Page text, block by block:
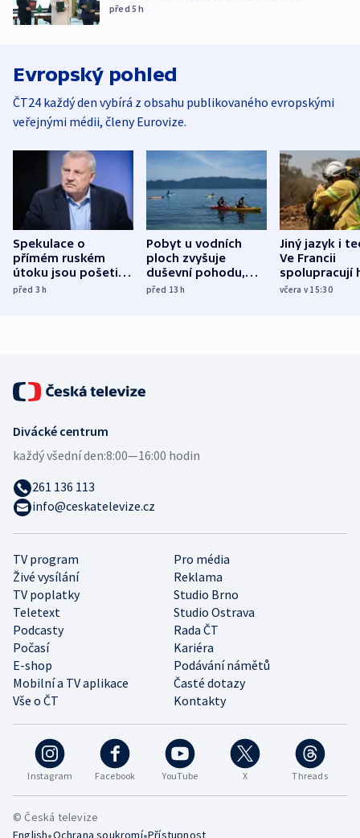
před 5h
Evropský pohled
ČT24 každý den vybírá z obsahu publikovaného evropskými
veřejnými médii, členy Eurovize.
Spekulace o
přímém ruském
útoku jsou pošetilé,
míní estonský
před 3h
Pobyt u vodních
ploch zvyšuje
duševní pohodu,
ukázala
před 13h
Jiný jazyk i
Ve Francii
spolupracují
různých zemí
včera v 15:30
Instagram Facebook YouTube X Threads
TV program
Pro média
Živé vysílání
Reklama
TV poplatky
Studio Brno
Teletext
Studio Ostrava
Podcasty
Rada ČT
Počasí
Kariéra
E-shop
Podávání námětů
Mobilní a TV aplikace
Časté dotazy
Vše o ČT
Kontakty
Divácké centrum
každý všední den:8:00—16:00 hodin
261 136 113
info@ceskatelevize.cz
© Česká televize
English•Ochrana soukromí•Přístupnost